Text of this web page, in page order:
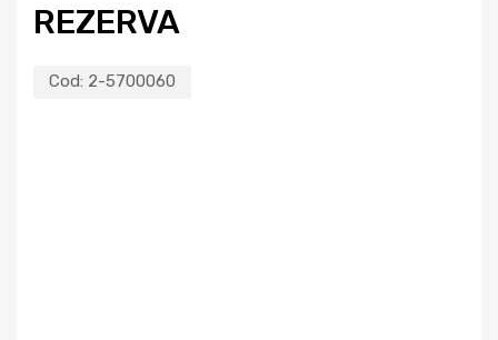
REZERVA
Cod: 2-5700060